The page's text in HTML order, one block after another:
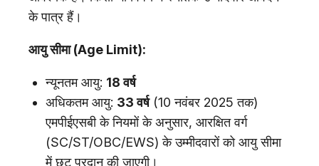
के पात्र हैं।
आयु सीमा (Age Limit):
न्यूनतम आयु: 18 वर्ष
अधिकतम आयु: 33 वर्ष(10 नवंबर 2025 तक)
एमपीईएसबी के नियमों के अनुसार, आरक्षित वर्ग
(SC/ST/OBC/EWS) के उम्मीदवारों को आयु सीमा
में छूट प्रदान की जाएगी।